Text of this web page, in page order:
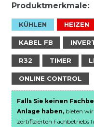
Produktmerkmale:
KÜHLEN HEIZEN
KABEL FB
R32 TIMER
ONLINE CONTROL
Falls Sie keinen
Anlage haben, bieten
zertifizierten Fachbetriebs